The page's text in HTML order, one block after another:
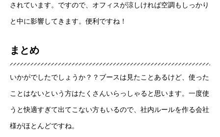
されています。ですので、オフィスが涼しければ空調もしっかり
と中に影響してきます。便利ですね！
まとめ
いかがでしたでしょうか？？ブースは見たことあるけど、使った
ことはないという方はたくさんいらっしゃると思います。一度使
うと快適すぎて出てこない方もいるので、社内ルールを作る会社
様がほとんどですね。